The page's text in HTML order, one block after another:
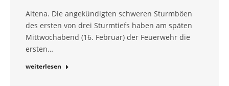
Altena. Die angekündigten schweren Sturmböen
des ersten von drei Sturmtiefs haben am späten
Mittwochabend (16. Februar) der Feuerwehr die
ersten…
weiterlesen